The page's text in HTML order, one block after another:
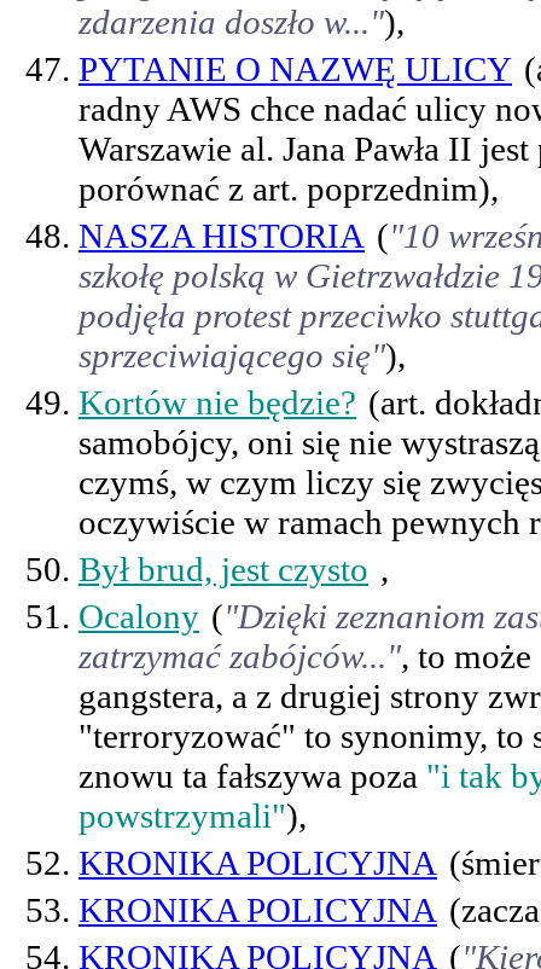
zdarzenia doszło w..."),
PYTANIE O NAZWĘ ULICY
radny AWS chce nadać ulicy
Warszawie al. Jana Pawła II
porównać z art. poprzednim),
NASZA HISTORIA ("10
szkołę polską w Gietrzwałdzie
podjęła protest przeciwko
sprzeciwiającego się"),
Kortów nie będzie? (art.
samobójcy, oni się nie
czymś, w czym liczy się
oczywiście w ramach pewnych
Był brud, jest czysto ,
Ocalony ("Dzięki zeznaniom
zatrzymać zabójców...", to
gangstera, a z drugiej strony
"terroryzować" to synonimy, to
znowu ta fałszywa poza "i tak
powstrzymali"),
KRONIKA POLICYJNA
KRONIKA POLICYJNA
KRONIKA POLICYJNA (